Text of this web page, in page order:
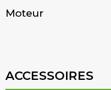
Moteur
ACCESSOIRES